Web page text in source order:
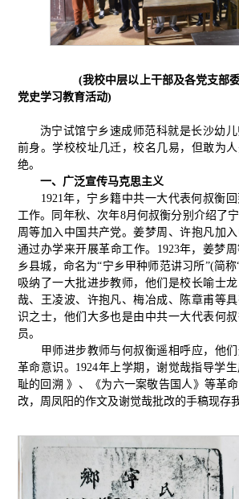
(我校中层以上干部及各党支部委
党史学习教育活动)
沩宁试馆宁乡速成师范科就是长沙幼
前身。学校校址几迁，校名几易，但敢为
绝。
一、广泛宣传马克思主义
1921年，宁乡籍中共一大代表何叔衡回
工作。同年秋、次年8月何叔衡分别介绍了
周等加入中国共产党。姜梦周、许抱凡加
通过办学来开展革命工作。1923年，姜梦
乡县城，命名为“宁乡甲种师范讲习所”(简称
吸纳了一大批进步教师，他们是校长喻士
哉、王凌波、许抱凡、梅冶成、陈章甫等
识之士，他们大多也是由中共一大代表何
员。
甲师进步教师与何叔衡遥相呼应，他们
革命意识。1924年上学期，谢觉哉指导学
耻的回溯 》、《为六一案敬告国人》等革
改，周凤阳的作文及谢觉哉批改的手稿现存